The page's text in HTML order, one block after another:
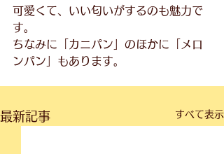
可愛くて、いい匂いがするのも魅力で
す。
ちなみに「カニパン」のほかに「メロ
ンパン」もあります。
最新記事 すべて表示